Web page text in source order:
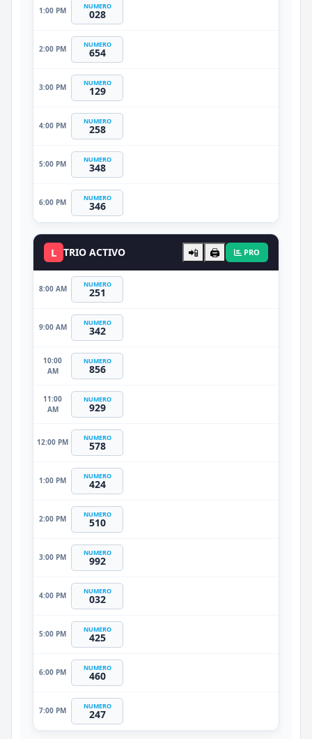
1:00 PM NUMERO
028
2:00 PM NUMERO
654
3:00 PM NUMERO
129
4:00 PM NUMERO
258
5:00 PM NUMERO
348
6:00 PM NUMERO
346
L TRIO ACTIVO 📲 🖨️ PRO
8:00 AM NUMERO
251
9:00 AM NUMERO
342
10:00
AM
NUMERO
856
11:00
AM
NUMERO
929
12:00 PM NUMERO
578
1:00 PM NUMERO
424
2:00 PM NUMERO
510
3:00 PM NUMERO
992
4:00 PM NUMERO
032
5:00 PM NUMERO
425
6:00 PM NUMERO
460
7:00 PM NUMERO
247